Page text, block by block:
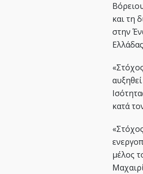
και τη
στην
κατά
μέλος